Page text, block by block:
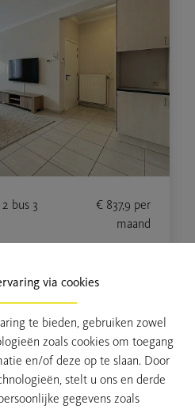
via cookies
te bieden, gebruiken zowel
zoals cookies om toegang
en/of deze op te slaan. Door
stelt u ons en derde
gegevens zoals
bus 3 € 837,9 per
maand